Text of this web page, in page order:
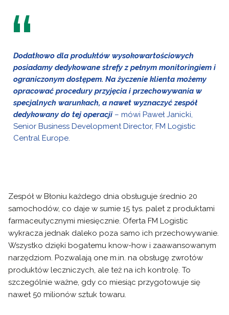
Dodatkowo dla produktów wysokowartościowych
posiadamy dedykowane strefy z pełnym monitoringiem i
ograniczonym dostępem. Na życzenie klienta możemy
opracować procedury przyjęcia i przechowywania w
specjalnych warunkach, a nawet wyznaczyć zespół
dedykowany do tej operacji– mówi Paweł Janicki,
Senior Business Development Director, FM Logistic
Central Europe.
Zespół w Błoniu każdego dnia obsługuje średnio 20
samochodów, co daje w sumie 15 tys. palet z produktami
farmaceutycznymi miesięcznie. Oferta FM Logistic
wykracza jednak daleko poza samo ich przechowywanie.
Wszystko dzięki bogatemu know-how i zaawansowanym
narzędziom. Pozwalają one m.in. na obsługę zwrotów
produktów leczniczych, ale też na ich kontrolę. To
szczególnie ważne, gdy co miesiąc przygotowuje się
nawet 50 milionów sztuk towaru.